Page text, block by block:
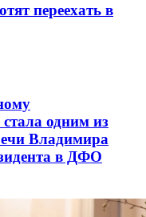
переехать в
одним из
Владимира
в ДФО